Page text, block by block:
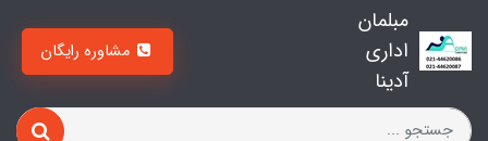
مبلمان
اداری
آدینا